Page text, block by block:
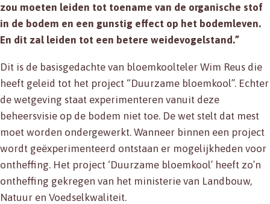
zou moeten leiden tot toename van de organische stof
in de bodem en een gunstig effect op het bodemleven.
En dit zal leiden tot een betere weidevogelstand.”
Dit is de basisgedachte van bloemkoolteler Wim Reus die
heeft geleid tot het project “Duurzame bloemkool”. Echter
de wetgeving staat experimenteren vanuit deze
beheersvisie op de bodem niet toe. De wet stelt dat mest
moet worden ondergewerkt. Wanneer binnen een project
wordt geëxperimenteerd ontstaan er mogelijkheden voor
ontheffing. Het project ‘Duurzame bloemkool’ heeft zo’n
ontheffing gekregen van het ministerie van Landbouw,
Natuur en Voedselkwaliteit.